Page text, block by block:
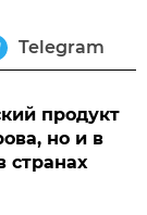
Telegram
продукт
но и в
странах